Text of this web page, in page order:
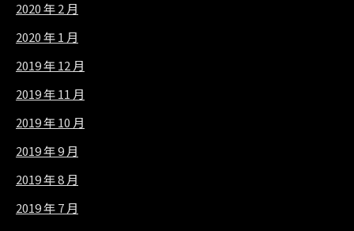
2020 年 2 月
2020 年 1 月
2019 年 12 月
2019 年 11 月
2019 年 10 月
2019 年 9 月
2019 年 8 月
2019 年 7 月